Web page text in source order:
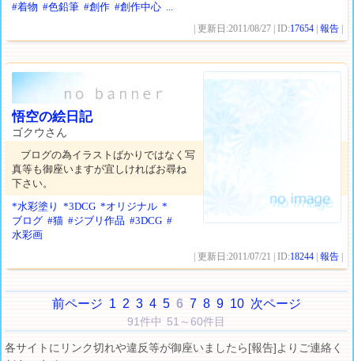
#着物 #色鉛筆 #創作 #創作中心 ...
| 更新日:2011/08/27 | ID:17654 |報告
悟空の絵日記
ゴクウさん
ブログの為イラストばかりではなく写
真等も御座いますが宜しければお尋ね
下さい。
*水彩塗り
*3DCG *オリジナル *
ブログ #猫 #ジブリ作品 #3DCG #
水彩画
| 更新日:2011/07/21 | ID:18244 |報告
前ページ 1 2 3 4 5 6 7 8 9 10 次ページ
91件中 51～60件目
各サイトにリンク切れや違反等が御座いましたら[報告]よりご連絡く